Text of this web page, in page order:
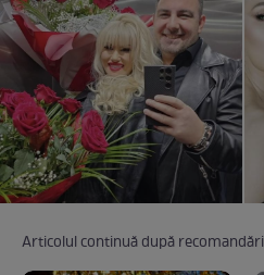
Articolul continuă după recomandări